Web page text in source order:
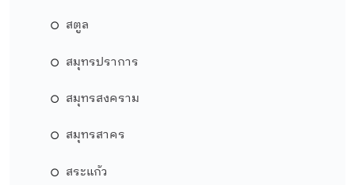
สตูล
สมุทรปราการ
สมุทรสงคราม
สมุทรสาคร
สระแก้ว